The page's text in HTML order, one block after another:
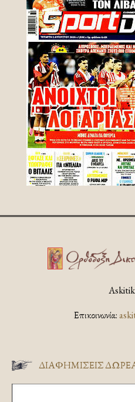
Επικοινωνία:
ΔΙΑΦΗΜΊΣΕΙΣ